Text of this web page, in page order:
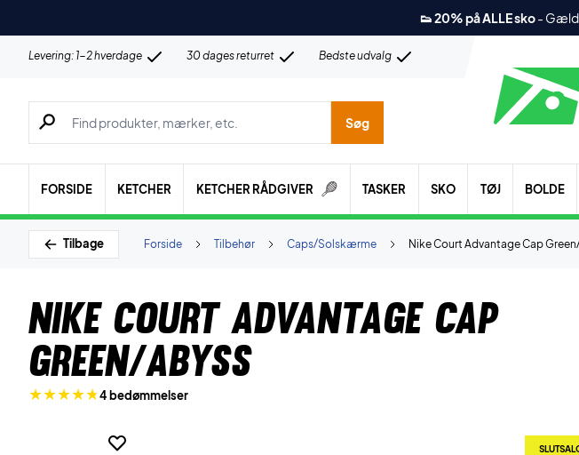
👟 20% på ALLE sko-
Levering: 1-2 hverdage 30 dages returret Bedste udvalg
Søg efter produkter, mærker etc.
Søg
FORSIDE KETCHER KETCHER RÅDGIVER TASKER SKO TØJ BOLDE
Tilbage Nike Court Advantage Cap
Caps/Solskærme
Tilbehør
Forside
Nike Court Advantage Cap
Green/Abyss
4 bedømmelser